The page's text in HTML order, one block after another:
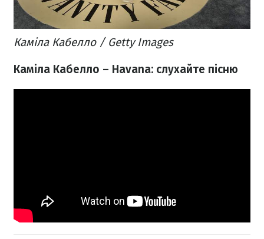
Каміла Кабелло / Getty Images
Каміла Кабелло – Havana: слухайте пісню